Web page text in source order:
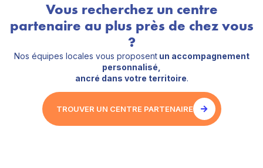
Vous recherchez un centre
partenaire au plus près de chez vous
?
Nos équipes locales vous proposentun accompagnement
personnalisé,
ancré dans votre territoire.
TROUVER UN CENTRE PARTENAIRE